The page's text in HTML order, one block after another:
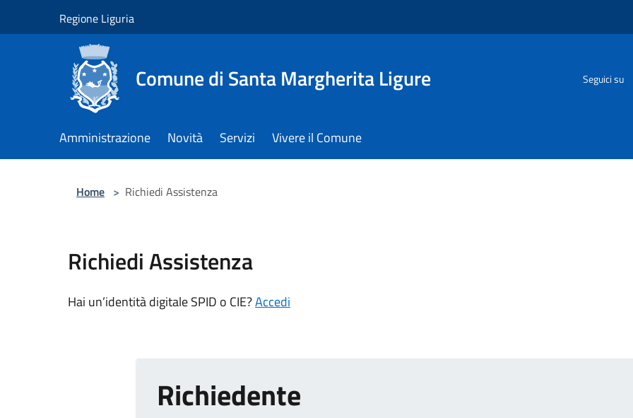
Regione Liguria
Comune di Santa Margherita Ligure Seguici su
Amministrazione Novità Servizi Vivere il Comune
Home > Richiedi Assistenza
Richiedi Assistenza
Hai un’identità digitale SPID o CIE?Accedi
Richiedente